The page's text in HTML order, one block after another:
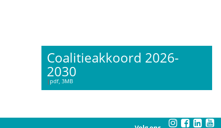
Coalitieakkoord 2026-
2030
pdf, 3MB